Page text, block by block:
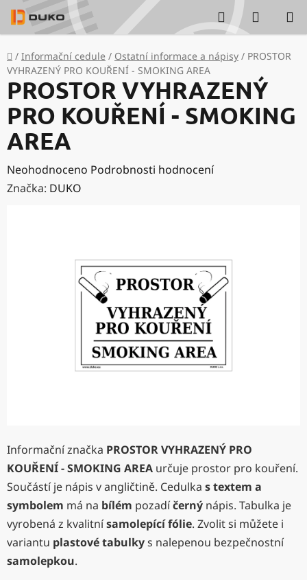
Přejít
na
obsah
Hledat
KOŠÍK
Domů
/ Informační cedule / Ostatní informace a nápisy / PROSTOR
VYHRAZENÝ PRO KOUŘENÍ - SMOKING AREA
Informační značka PROSTOR VYHRAZENÝ PRO
KOUŘENÍ - SMOKING AREA určuje prostor pro kouření.
Součástí je nápis v angličtině. Cedulka s textem a
symbolem má na bílém pozadíčerný nápis. Tabulka je
vyrobená z kvalitnísamolepící fólie. Zvolit si můžete i
variantu plastové tabulkys nalepenou bezpečnostní
samolepkou.
PROSTOR VYHRAZENÝ
PRO KOUŘENÍ - SMOKING
AREA
Průměrné
hodnocení
Neohodnoceno Podrobnosti hodnocení
Značka: DUKO